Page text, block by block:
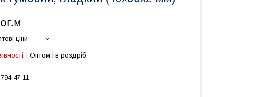
ціни
Оптом і в роздріб
47-11